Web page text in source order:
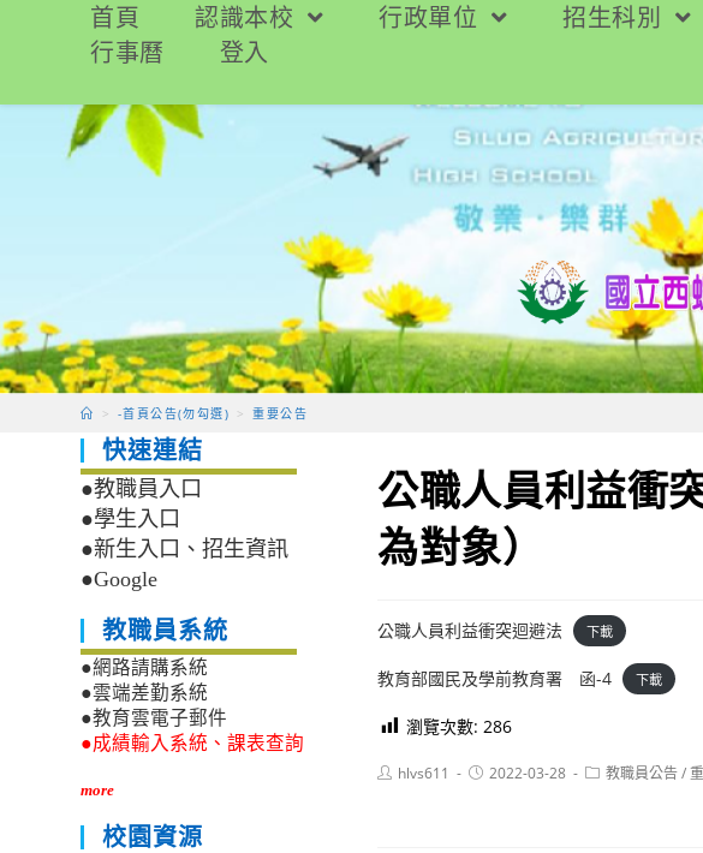
要
首頁 認識本校 行政單位 招生科別
行事曆
登入
> -首頁公告(勿勾選) > 重要公告
公職人員利益衝
為對象）
公職人員利益衝突迴避法 下載
教育部國民及學前教育署 函-4 下載
瀏覽次數: 286
Posthlvs611
Post2022-03-28
Post教職員公告/
快速連結
●教職員入口
●學生入口
●新生入口、招生資訊
●Google
教職員系統
●網路請購系統
●雲端差勤系統
●教育雲電子郵件
●成績輸入系統、課表查詢
more
校園資源